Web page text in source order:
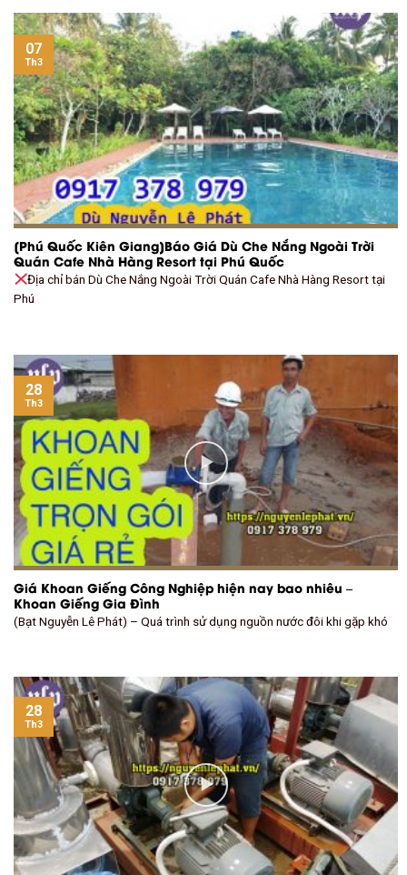
[Phú Quốc Kiên Giang]Báo Giá Dù Che Nắng Ngoài Trời
Quán Cafe Nhà Hàng Resort tại Phú Quốc
Địa chỉ bán Dù Che Nắng Ngoài Trời Quán Cafe Nhà Hàng Resort tại
Phú
07
Th3
Giá Khoan Giếng Công Nghiệp hiện nay bao nhiêu –
Khoan Giếng Gia Đình
(Bạt Nguyễn Lê Phát) – Quá trình sử dụng nguồn nước đôi khi gặp khó
28
Th3
28
Th3